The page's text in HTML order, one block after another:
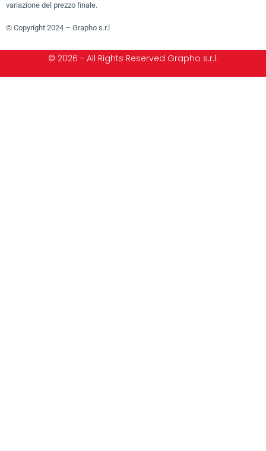
variazione del prezzo finale.
© Copyright 2024 – Grapho s.r.l
© 2026 - All Rights Reserved Grapho s.r.l.